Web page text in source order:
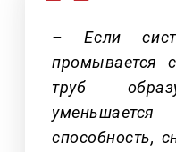
– Если
промывается
труб
способность,